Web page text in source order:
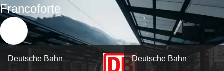
Francoforte
Deutsche Bahn Deutsche Bahn